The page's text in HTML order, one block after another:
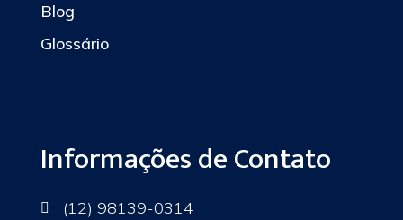
Blog
Glossário
Informações de Contato
 (12) 98139-0314